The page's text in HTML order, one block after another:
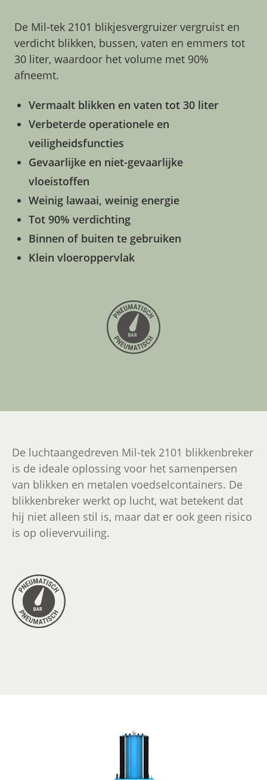
De Mil-tek 2101 blikjesvergruizer vergruist en
verdicht blikken, bussen, vaten en emmers tot
30 liter, waardoor het volume met 90%
afneemt.
Vermaalt blikken en vaten tot 30 liter
Verbeterde operationele en
veiligheidsfuncties
Gevaarlijke en niet-gevaarlijke
vloeistoffen
Weinig lawaai, weinig energie
Tot 90% verdichting
Binnen of buiten te gebruiken
Klein vloeroppervlak
De luchtaangedreven Mil-tek 2101 blikkenbreker
is de ideale oplossing voor het samenpersen
van blikken en metalen voedselcontainers. De
blikkenbreker werkt op lucht, wat betekent dat
hij niet alleen stil is, maar dat er ook geen risico
is op olievervuiling.